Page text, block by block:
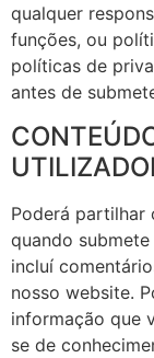
qualquer
funções, ou
políticas de
antes de
Poderá partilhar
quando
incluí
nosso website.
informação que
se de